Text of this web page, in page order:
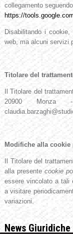
collegamento
https://
Disabilitando i
web, ma alcuni servizi
Titolare del
Il Titolare del
20900
Modifiche alla cookie
Il Titolare del
alla presente cookie
essere vincolato a tali
a visitare
variazioni.
News Giuridiche